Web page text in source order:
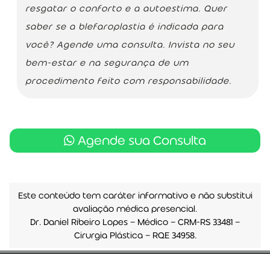
resgatar o conforto e a autoestima. Quer
saber se a blefaroplastia é indicada para
você? Agende uma consulta. Invista no seu
bem-estar e na segurança de um
procedimento feito com responsabilidade.
Agende sua Consulta
Este conteúdo tem caráter informativo e não substitui
avaliação médica presencial.
Dr. Daniel Ribeiro Lopes — Médico — CRM-RS 33481 —
Cirurgia Plástica — RQE 34958.